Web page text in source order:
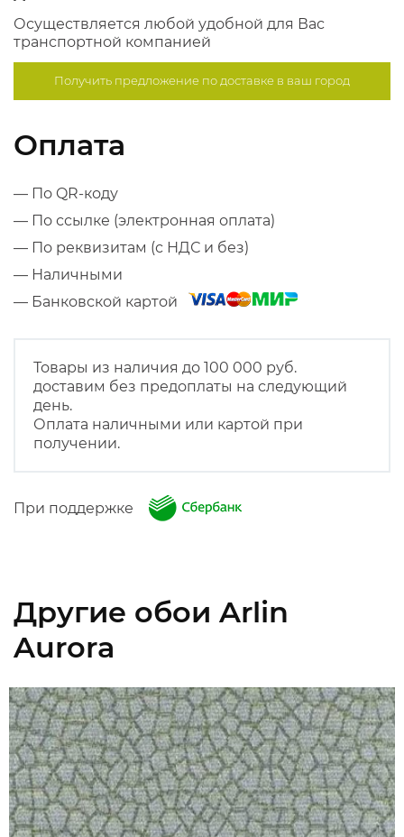
Осуществляется любой удобной для Вас
транспортной компанией
Получить предложение подоставке в ваш город
Оплата
— По QR-коду
— По ссылке (электронная оплата)
— По реквизитам (с НДС и без)
— Наличными
— Банковской картой
Товары из наличия до 100 000 руб.
доставим без предоплаты на следующий
день.
Оплата наличными или картой при
получении.
При поддержке
Другие обои Arlin
Aurora